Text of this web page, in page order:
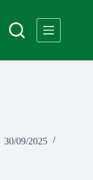
30/09/2025